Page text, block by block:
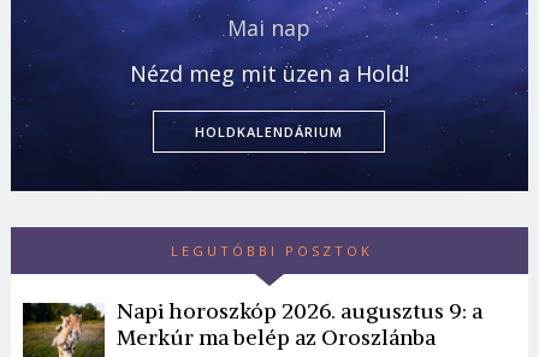
Mai nap
Nézd meg mit üzen a Hold!
HOLDKALENDÁRIUM
LEGUTÓBBI POSZTOK
Napi horoszkóp 2026. augusztus 9: a
Merkúr ma belép az Oroszlánba